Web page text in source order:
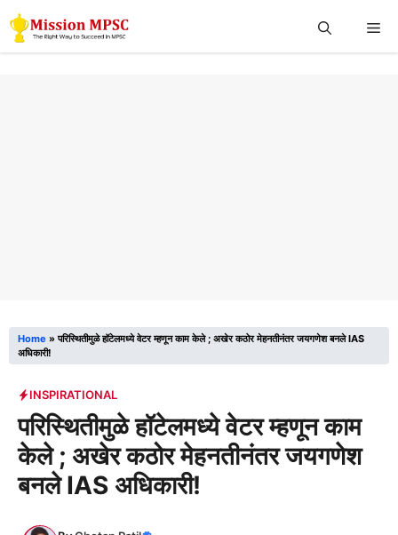
Skip
to
Home »परिस्थितीमुळे हॉटेलमध्ये वेटर म्हणून काम केले‌ ; अखेर कठोर मेहनतीनंतर जयगणेश बनले IAS
अधिकारी!
INSPIRATIONAL
परिस्थितीमुळे हॉटेलमध्ये वेटर म्हणून काम
केले‌ ; अखेर कठोर मेहनतीनंतर जयगणेश
बनले IAS अधिकारी!